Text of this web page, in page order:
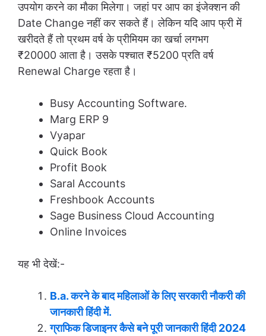
उपयोग करने का मौका मिलेगा। जहां पर आप का इंजेक्शन की
Date Change नहीं कर सकते हैं। लेकिन यदि आप फ्री में
खरीदते हैं तो प्रथम वर्ष के प्रीमियम का खर्चा लगभग
₹20000 आता है। उसके पश्चात ₹5200 प्रति वर्ष
Renewal Charge रहता है।
Busy Accounting Software.
Marg ERP 9
Vyapar
Quick Book
Profit Book
Saral Accounts
Freshbook Accounts
Sage Business Cloud Accounting
Online Invoices
यह भी देखें:-
B.a. करने के बाद महिलाओं के लिए सरकारी नौकरी की
जानकारी हिंदी में.
ग्राफिक डिजाइनर कैसे बने पूरी जानकारी हिंदी 2024